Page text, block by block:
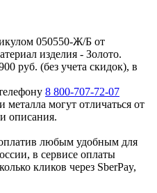
050550-Ж/Б от
изделия - Золото.
руб. (без учета скидок), в
8 800-707-72-07
могут отличаться от
описания.
любым удобным для
в сервисе оплаты
кликов через SberPay,